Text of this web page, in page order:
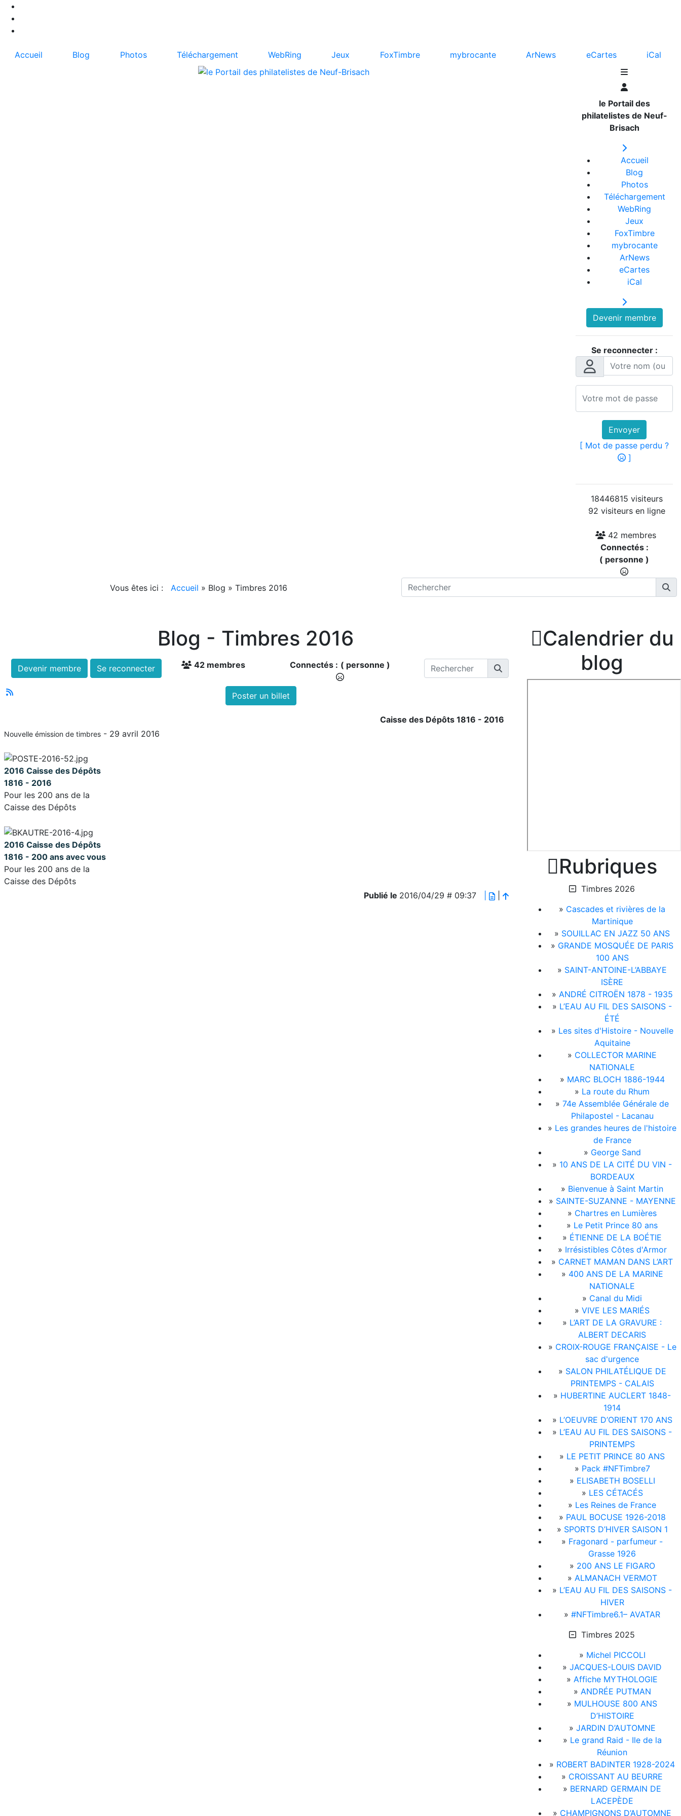
Accueil Blog Photos Téléchargement WebRing Jeux FoxTimbre mybrocante ArNews eCartes iCal
le Portail des
philatelistes de Neuf-
Brisach
Accueil
Blog
Photos
Téléchargement
WebRing
Jeux
FoxTimbre
mybrocante
ArNews
eCartes
iCal
Devenir membre
Se reconnecter :
Envoyer
[ Mot de passe perdu ?
]
18446815 visiteurs
92 visiteurs en ligne
42 membres
Connectés :
( personne )
Vous êtes ici : Accueil » Blog » Timbres 2016
Blog - Timbres 2016
Devenir membre Se reconnecter 42 membres Connectés : ( personne )
Poster un billet
Caisse des Dépôts 1816 - 2016
Nouvelle émission de timbres - 29 avril 2016
2016 Caisse des Dépôts
1816 - 2016
Pour les 200 ans de la
Caisse des Dépôts
2016 Caisse des Dépôts
1816 - 200 ans avec vous
Pour les 200 ans de la
Caisse des Dépôts
Publié le 2016/04/29 # 09:37
Calendrier du
blog
Rubriques
Timbres 2026
» Cascades et rivières de la
Martinique
» SOUILLAC EN JAZZ 50 ANS
» GRANDE MOSQUÉE DE PARIS
100 ANS
» SAINT-ANTOINE-L’ABBAYE
ISÈRE
» ANDRÉ CITROËN 1878 - 1935
» L’EAU AU FIL DES SAISONS -
ÉTÉ
» Les sites d'Histoire - Nouvelle
Aquitaine
» COLLECTOR MARINE
NATIONALE
» MARC BLOCH 1886-1944
» La route du Rhum
» 74e Assemblée Générale de
Philapostel - Lacanau
» Les grandes heures de l'histoire
de France
» George Sand
» 10 ANS DE LA CITÉ DU VIN -
BORDEAUX
» Bienvenue à Saint Martin
» SAINTE-SUZANNE - MAYENNE
» Chartres en Lumières
» Le Petit Prince 80 ans
» ÉTIENNE DE LA BOÉTIE
» Irrésistibles Côtes d'Armor
» CARNET MAMAN DANS L’ART
» 400 ANS DE LA MARINE
NATIONALE
» Canal du Midi
» VIVE LES MARIÉS
» L’ART DE LA GRAVURE :
ALBERT DECARIS
» CROIX-ROUGE FRANÇAISE - Le
sac d'urgence
» SALON PHILATÉLIQUE DE
PRINTEMPS - CALAIS
» HUBERTINE AUCLERT 1848-
1914
» L’OEUVRE D’ORIENT 170 ANS
» L’EAU AU FIL DES SAISONS -
PRINTEMPS
» LE PETIT PRINCE 80 ANS
» Pack #NFTimbre7
» ELISABETH BOSELLI
» LES CÉTACÉS
» Les Reines de France
» PAUL BOCUSE 1926-2018
» SPORTS D’HIVER SAISON 1
» Fragonard - parfumeur -
Grasse 1926
» 200 ANS LE FIGARO
» ALMANACH VERMOT
» L’EAU AU FIL DES SAISONS -
HIVER
» #NFTimbre6.1– AVATAR
Timbres 2025
» Michel PICCOLI
» JACQUES-LOUIS DAVID
» Affiche MYTHOLOGIE
» ANDRÉE PUTMAN
» MULHOUSE 800 ANS
D’HISTOIRE
» JARDIN D’AUTOMNE
» Le grand Raid - Ile de la
Réunion
» ROBERT BADINTER 1928-2024
» CROISSANT AU BEURRE
» BERNARD GERMAIN DE
LACEPÈDE
» CHAMPIGNONS D’AUTOMNE